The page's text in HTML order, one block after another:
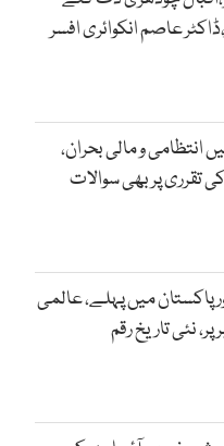
عاصم انکوائری افسر
انتظامی و مالی بحران،
تقرری پر بھی سوالات
پاکستان میں پہلے، عالمی